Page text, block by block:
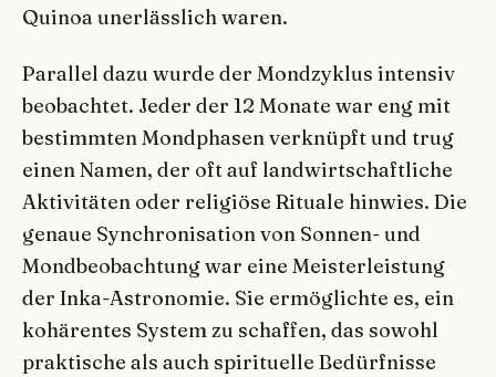
Quinoa unerlässlich waren.
Parallel dazu wurde der Mondzyklus intensiv
beobachtet. Jeder der 12 Monate war eng mit
bestimmten Mondphasen verknüpft und trug
einen Namen, der oft auf landwirtschaftliche
Aktivitäten oder religiöse Rituale hinwies. Die
genaue Synchronisation von Sonnen- und
Mondbeobachtung war eine Meisterleistung
der Inka-Astronomie. Sie ermöglichte es, ein
kohärentes System zu schaffen, das sowohl
praktische als auch spirituelle Bedürfnisse